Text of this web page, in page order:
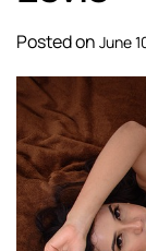
Posted on June